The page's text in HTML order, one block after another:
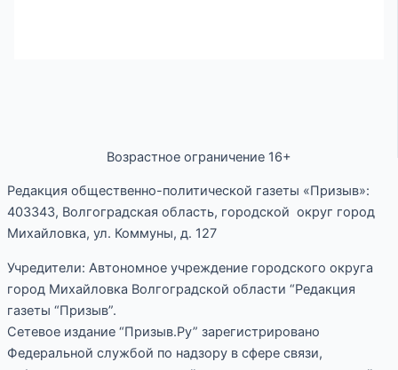
Возрастное ограничение 16+
Редакция общественно-политической газеты «Призыв»:
403343, Волгоградская область, городской округ город
Михайловка, ул. Коммуны, д. 127
Учредители: Автономное учреждение городского округа
город Михайловка Волгоградской области “Редакция
газеты “Призыв”.
Сетевое издание “Призыв.Ру” зарегистрировано
Федеральной службой по надзору в сфере связи,